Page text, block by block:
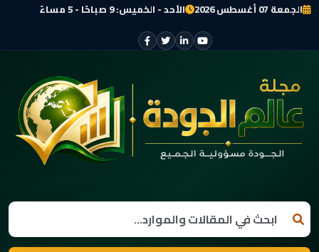
الجمعة 07 أغسطس 2026 الأحد - الخميس: 9 صباحًا - 5 مساءً